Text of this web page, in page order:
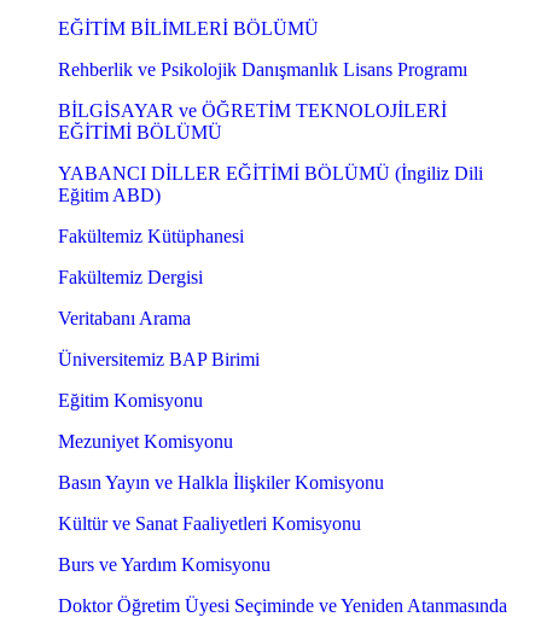
EĞİTİM BİLİMLERİ BÖLÜMÜ
Rehberlik ve Psikolojik Danışmanlık Lisans Programı
BİLGİSAYAR ve ÖĞRETİM TEKNOLOJİLERİ
EĞİTİMİ BÖLÜMÜ
YABANCI DİLLER EĞİTİMİ BÖLÜMÜ (İngiliz Dili
Eğitim ABD)
Fakültemiz Kütüphanesi
Fakültemiz Dergisi
Veritabanı Arama
Üniversitemiz BAP Birimi
Eğitim Komisyonu
Mezuniyet Komisyonu
Basın Yayın ve Halkla İlişkiler Komisyonu
Kültür ve Sanat Faaliyetleri Komisyonu
Burs ve Yardım Komisyonu
Doktor Öğretim Üyesi Seçiminde ve Yeniden Atanmasında